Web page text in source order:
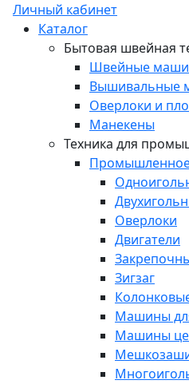
Личный кабинет
Каталог
Бытовая швейная
Швейные
Вышивальные
Оверлоки и
Манекены
Техника для
Оверлоки
Двигатели
Зигзаг
Машины
Машины